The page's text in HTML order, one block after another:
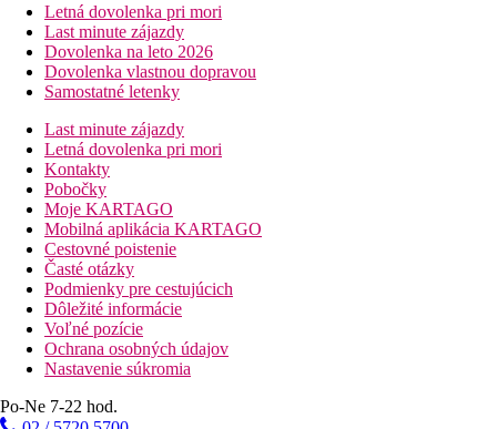
Letná dovolenka pri mori
Last minute zájazdy
Dovolenka na leto 2026
Dovolenka vlastnou dopravou
Samostatné letenky
Last minute zájazdy
Letná dovolenka pri mori
Kontakty
Pobočky
Moje KARTAGO
Mobilná aplikácia KARTAGO
Cestovné poistenie
Časté otázky
Podmienky pre cestujúcich
Dôležité informácie
Voľné pozície
Ochrana osobných údajov
Nastavenie súkromia
Po-Ne 7-22 hod.